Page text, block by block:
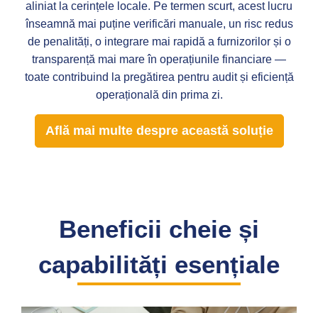
aliniat la cerințele locale. Pe termen scurt, acest lucru
înseamnă mai puține verificări manuale, un risc redus
de penalități, o integrare mai rapidă a furnizorilor și o
transparență mai mare în operațiunile financiare —
toate contribuind la pregătirea pentru audit și eficiență
operațională din prima zi.
Află mai multe despre această soluție
Beneficii cheie și
capabilități esențiale